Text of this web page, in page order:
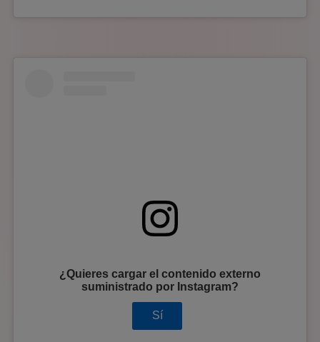
¿Quieres cargar el contenido externo
suministrado por Instagram?
Sí